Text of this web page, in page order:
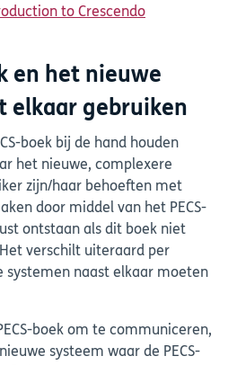
to Crescendo
en het nieuwe
elkaar gebruiken
boek bij de hand houden
het nieuwe, complexere
zijn/haar behoeften met
door middel van het PECS-
ontstaan als dit boek niet
verschilt uiteraard per
systemen naast elkaar moeten
boek om te communiceren,
systeem waar de PECS-